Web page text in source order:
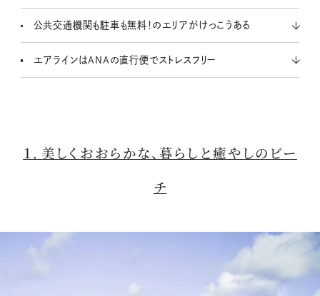
公共交通機関も駐車も無料！のエリアがけっこうある
エアラインはANAの直行便でストレスフリー
１．美しくおおらかな、暮らしと癒やしのビー
チ